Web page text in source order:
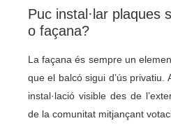
Puc instal·lar plaques
o façana?
La façana és sempre un
que el balcó sigui d’ús privatiu.
instal·lació visible des de
de la comunitat mitjançant